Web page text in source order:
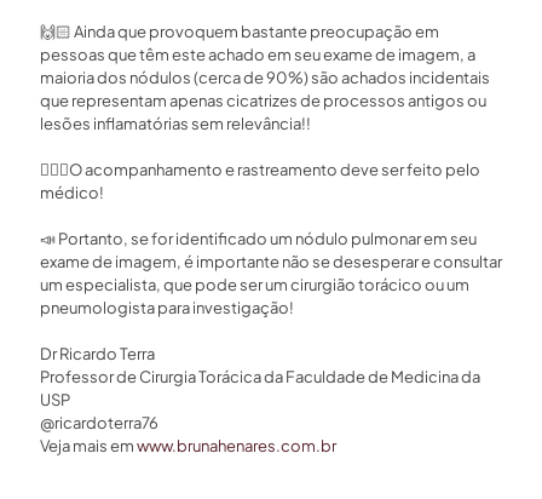
🙌🏻Ainda que provoquem bastante preocupação em
pessoas que têm este achado em seu exame de imagem, a
maioria dos nódulos (cerca de 90%) são achados incidentais
que representam apenas cicatrizes de processos antigos ou
lesões inflamatórias sem relevância!!⁣
👨🏻‍⚕️O acompanhamento e rastreamento deve ser feito pelo
médico!⁣
📣Portanto, se for identificado um nódulo pulmonar em seu
exame de imagem, é importante não se desesperar e consultar
um especialista, que pode ser um cirurgião torácico ou um
pneumologista para investigação!⁣
Dr Ricardo Terra⁣
Professor de Cirurgia Torácica da Faculdade de Medicina da
USP⁣
@ricardoterra76⁣
Veja mais emwww.brunahenares.com.br